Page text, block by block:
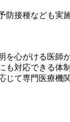
接種なども実
を心がける医師
も対応できる体
て専門医療機